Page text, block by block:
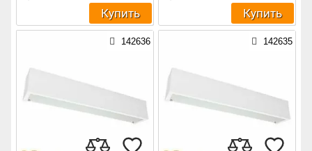
Купить Купить
142636 142635